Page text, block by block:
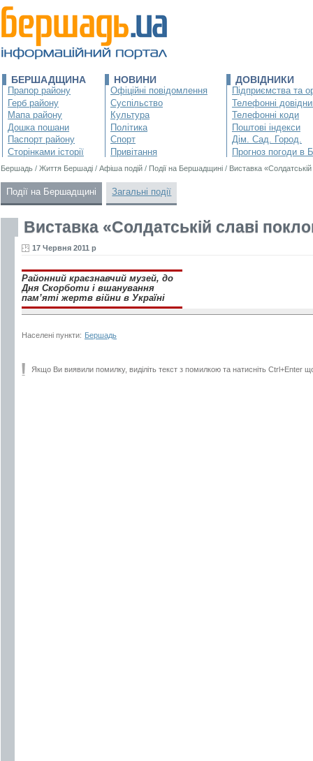
БЕРШАДЩИНА
Прапор району
Герб району
Мапа району
Дошка пошани
Паспорт району
Сторінками історії
НОВИНИ
Офіційні повідомлення
Суспільство
Культура
Політика
Спорт
Привітання
ДОВІДНИКИ
Підприємства та
Телефонні
Телефонні коди
Поштові індекси
Дім. Сад. Город.
Прогноз погоди в
Бершадь / Життя Бершаді / Афіша подій / Події на Бершадщині / Виставка
Події на Бершадщині Загальні події
Виставка «Солдатській славі
17 Червня 2011 р
Районний краєзнавчий музей, до
Дня Скорботи і вшанування
пам’яті жертв війни в Україні
Населені пункти: Бершадь
Якщо Ви виявили помилку, виділіть текст з помилкою та натисніть Ctrl+Enter